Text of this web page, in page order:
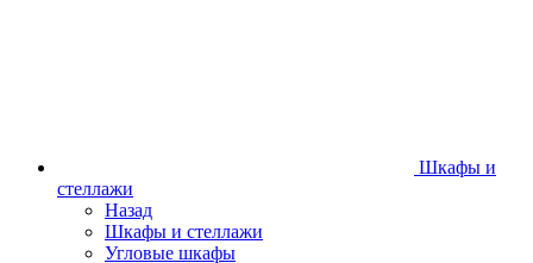
Шкафы и
стеллажи
Назад
Шкафы и стеллажи
Угловые шкафы